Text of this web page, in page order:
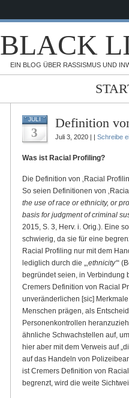
BLACK
EIN BLOG ÜBER RASSISMUS UND
JULI
3
Definition
Juli 3, 2020 | | Schreibe
Was ist Racial Profiling?
Die Definition von ‚Racial
So seien Definitionen von
the use of race or ethnicity, or
basis for judgment of criminal
2015, S. 3, Herv. i. Orig.). Eine
schwierig, da sie für eine
Racial Profiling nur mit dem
lediglich durch die „‚ethnicity‘“
begründet seien, in Verbindung
Cremers Definition von Racial
unveränderlichen [sic]
Menschen prägen, als
Personenkontrollen
ähnliche Schwachstellen auf,
hier aber mit dem Verweis auf
auf das Handeln von
ist Cremers Definition von
begrenzt, wird die weite